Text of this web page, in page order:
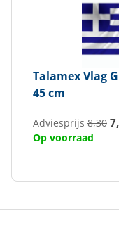
TalamexVlag
45 cm
Adviesprijs 8,30
Op voorraad